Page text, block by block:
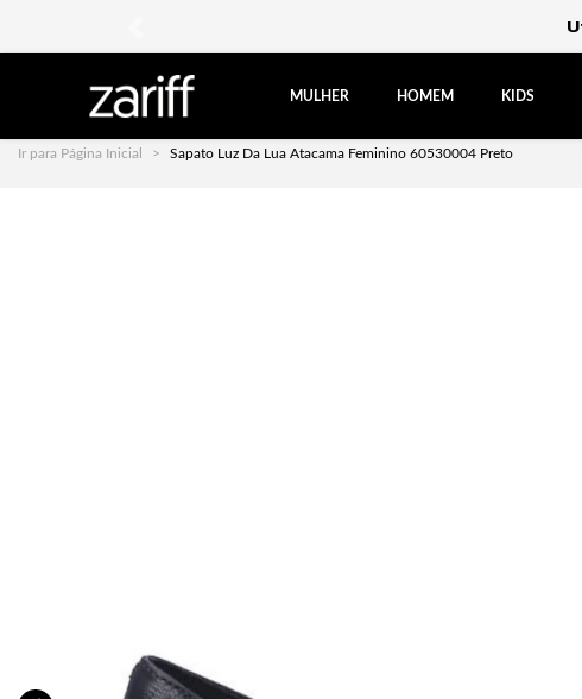
MULHER HOMEM KIDS
Ir para Página Inicial Sapato Luz Da Lua Atacama Feminino 60530004 Preto